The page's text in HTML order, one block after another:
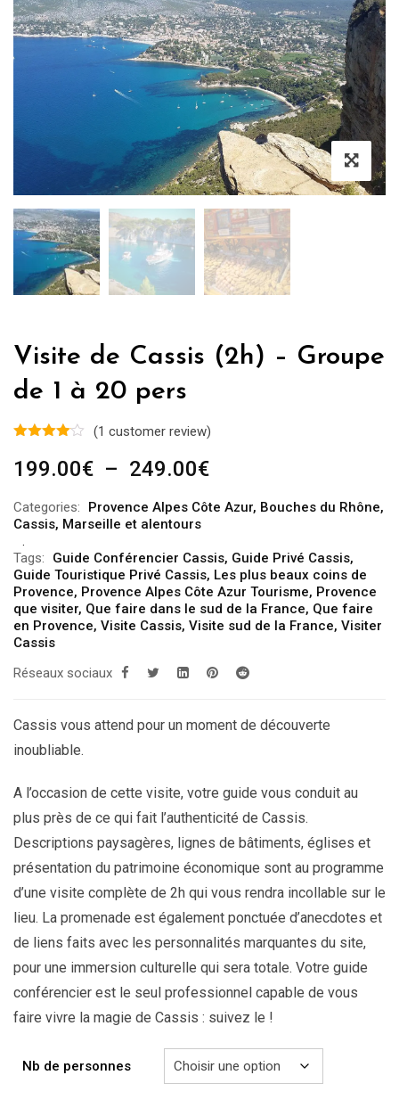
Visite de Cassis (2h) – Groupe
de 1 à 20 pers
(1 customer review)
199.00€ – 249.00€Plage
prix :
à
249.00€
Categories: Provence Alpes Côte Azur, Bouches du Rhône,
Cassis, Marseille et alentours
Tags: Guide Conférencier Cassis, Guide Privé Cassis,
Guide Touristique Privé Cassis, Les plus beaux coins de
Provence, Provence Alpes Côte Azur Tourisme, Provence
que visiter, Que faire dans le sud de la France, Que faire
en Provence, Visite Cassis, Visite sud de la France, Visiter
Cassis
Réseaux sociaux
Cassis vous attend pour un moment de découverte
inoubliable.
A l’occasion de cette visite, votre guide vous conduit au
plus près de ce qui fait l’authenticité de Cassis.
Descriptions paysagères, lignes de bâtiments, églises et
présentation du patrimoine économique sont au programme
d’une visite complète de 2h qui vous rendra incollable sur le
lieu. La promenade est également ponctuée d’anecdotes et
de liens faits avec les personnalités marquantes du site,
pour une immersion culturelle qui sera totale. Votre guide
conférencier est le seul professionnel capable de vous
faire vivre la magie de Cassis : suivez le !
Nb de personnes